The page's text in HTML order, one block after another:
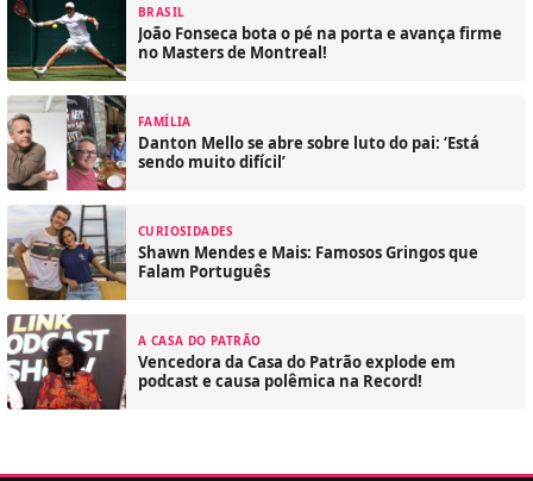
BRASIL
João Fonseca bota o pé na porta e avança firme
no Masters de Montreal!
FAMÍLIA
Danton Mello se abre sobre luto do pai: ‘Está
sendo muito difícil’
CURIOSIDADES
Shawn Mendes e Mais: Famosos Gringos que
Falam Português
A CASA DO PATRÃO
Vencedora da Casa do Patrão explode em
podcast e causa polêmica na Record!